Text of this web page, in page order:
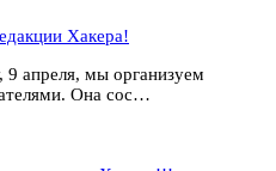
Хакера!
9 апреля, мы организуем
Она сос…